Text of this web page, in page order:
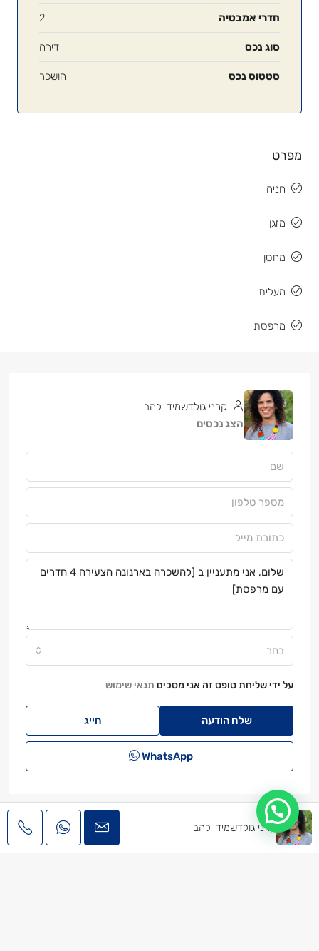
חדרי אמבטיה 2
סוג נכס דירה
סטטוס נכס הושכר
מפרט
חניה
מזגן
מחסן
מעלית
מרפסת
קרני גולדשמיד-להב
הצג נכסים
בחר
על ידי שליחת טופס זה אני מסכים תנאי שימוש
שלח הודעה חייג
WhatsApp
קרני גולדשמיד-להב